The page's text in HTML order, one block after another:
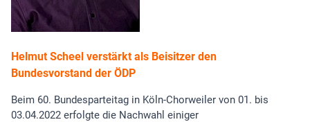
Helmut Scheel verstärkt als Beisitzer den
Bundesvorstand der ÖDP
Beim 60. Bundesparteitag in Köln-Chorweiler von 01. bis
03.04.2022 erfolgte die Nachwahl einiger